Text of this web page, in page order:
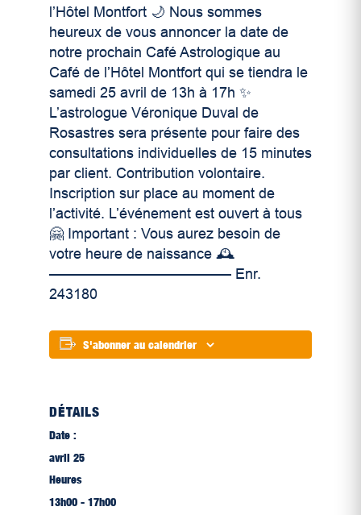
l’Hôtel Montfort 🌙 Nous sommes
heureux de vous annoncer la date de
notre prochain Café Astrologique au
Café de l’Hôtel Montfort qui se tiendra le
samedi 25 avril de 13h à 17h ✨
L’astrologue Véronique Duval de
Rosastres sera présente pour faire des
consultations individuelles de 15 minutes
par client. Contribution volontaire.
Inscription sur place au moment de
l’activité. L’événement est ouvert à tous
🤗 Important : Vous aurez besoin de
votre heure de naissance 🕰
————————————– Enr.
243180
S'abonner au calendrier
DÉTAILS
Date :
avril 25
Heures
13h00 - 17h00